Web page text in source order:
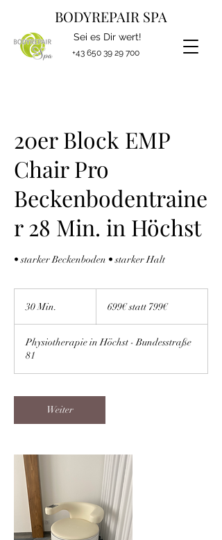
BODYREPAIR SPA
Sei es Dir wert!
+43 650 39 29 700
20er Block EMP
Chair Pro
Beckenbodentraine
r 28 Min. in Höchst
• starker Beckenboden • starker Halt
30 Min.
i
.
799€699€ statt 799€
Physiotherapie in Höchst - Bundesstraße
81
Weiter